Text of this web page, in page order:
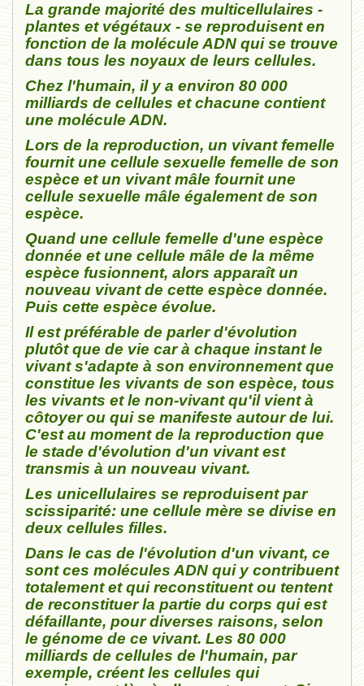
La grande majorité des multicellulaires -
plantes et végétaux - se reproduisent en
fonction de la molécule ADN qui se trouve
dans tous les noyaux de leurs cellules.
Chez l'humain, il y a environ 80 000
milliards de cellules et chacune contient
une molécule ADN.
Lors de la reproduction, un vivant femelle
fournit une cellule sexuelle femelle de son
espèce et un vivant mâle fournit une
cellule sexuelle mâle également de son
espèce.
Quand une cellule femelle d'une espèce
donnée et une cellule mâle de la même
espèce fusionnent, alors apparaît un
nouveau vivant de cette espèce donnée.
Puis cette espèce évolue.
Il est préférable de parler d'évolution
plutôt que de vie car à chaque instant le
vivant s'adapte à son environnement que
constitue les vivants de son espèce, tous
les vivants et le non-vivant qu'il vient à
côtoyer ou qui se manifeste autour de lui.
C'est au moment de la reproduction que
le stade d'évolution d'un vivant est
transmis à un nouveau vivant.
Les unicellulaires se reproduisent par
scissiparité: une cellule mère se divise en
deux cellules filles.
Dans le cas de l'évolution d'un vivant, ce
sont ces molécules ADN qui y contribuent
totalement et qui reconstituent ou tentent
de reconstituer la partie du corps qui est
défaillante, pour diverses raisons, selon
le génome de ce vivant. Les 80 000
milliards de cellules de l'humain, par
exemple, créent les cellules qui